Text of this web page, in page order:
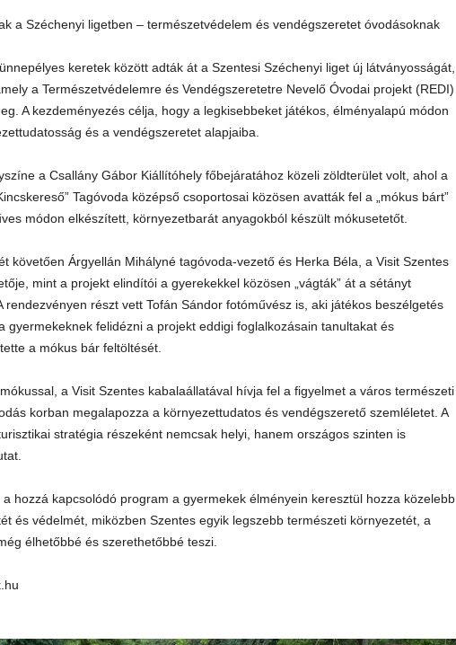
a Széchenyi ligetben – természetvédelem és vendégszeretet óvodásoknak
keretek között adták át a Szentesi Széchenyi liget új látványosságát,
a Természetvédelemre és Vendégszeretetre Nevelő Óvodai projekt (REDI)
A kezdeményezés célja, hogy a legkisebbeket játékos, élményalapú módon
és a vendégszeretet alapjaiba.
a Csallány Gábor Kiállítóhely főbejáratához közeli zöldterület volt, ahol a
Tagóvoda középső csoportosai közösen avatták fel a „mókus bárt”
módon elkészített, környezetbarát anyagokból készült mókusetetőt.
követően Árgyellán Mihályné tagóvoda-vezető és Herka Béla, a Visit Szentes
mint a projekt elindítói a gyerekekkel közösen „vágták” át a sétányt
rendezvényen részt vett Tofán Sándor fotóművész is, aki játékos beszélgetés
gyermekeknek felidézni a projekt eddigi foglalkozásain tanultakat és
a mókus bár feltöltését.
a Visit Szentes kabalaállatával hívja fel a figyelmet a város természeti
korban megalapozza a környezettudatos és vendégszerető szemléletet. A
stratégia részeként nemcsak helyi, hanem országos szinten is
a hozzá kapcsolódó program a gyermekek élményein keresztül hozza közelebb
és védelmét, miközben Szentes egyik legszebb természeti környezetét, a
élhetőbbé és szerethetőbbé teszi.